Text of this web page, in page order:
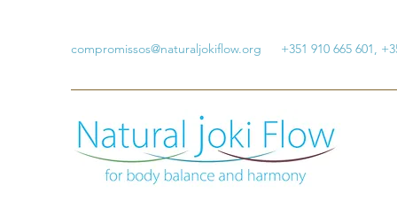
compromissos@naturaljokiflow.org +351 910 665 601,